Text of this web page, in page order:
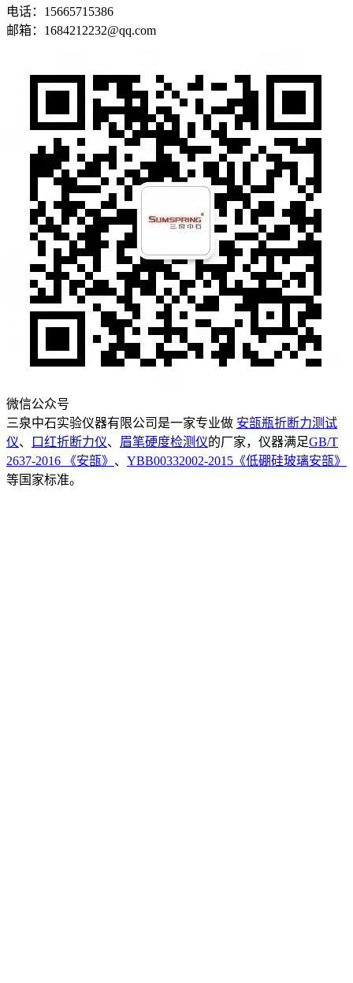
电话：15665715386
邮箱：1684212232@qq.com
微信公众号
三泉中石实验仪器有限公司是一家专业做 安瓿瓶折断力测试
仪、 口红折断力仪、 眉笔硬度检测仪的厂家，仪器满足GB/T
2637-2016 《安瓿》 、 YBB00332002-2015《低硼硅玻璃安瓿》
等国家标准。